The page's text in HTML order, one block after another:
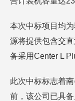
本次中标项目均
源将提供包含交
备采用Center L
此次中标标志着
前，该公司已具